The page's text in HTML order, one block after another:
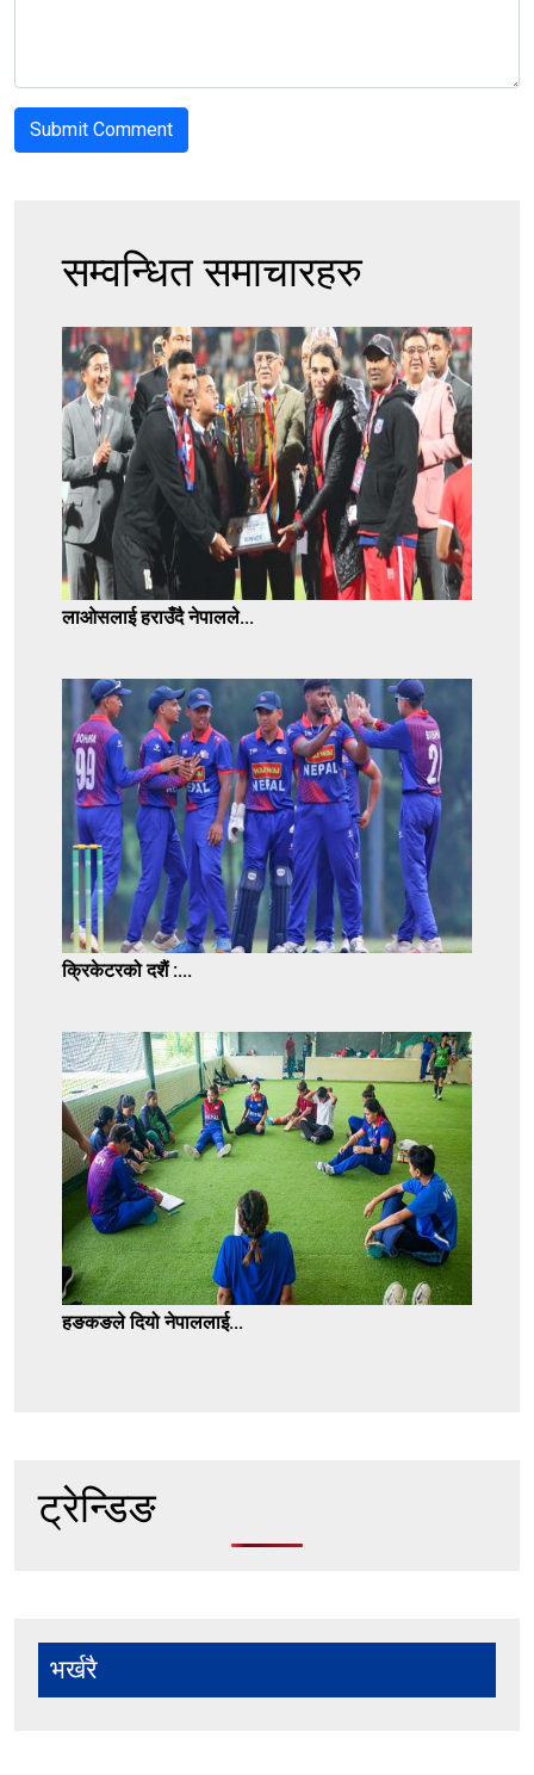
सम्वन्धित समाचारहरु
लाओसलाई हराउँदै नेपालले...
क्रिकेटरको दशैं :...
हङकङले दियो नेपाललाई...
ट्रेन्डिङ
भर्खरै